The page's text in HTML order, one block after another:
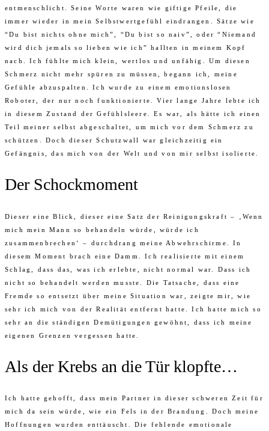
entmenschlicht. Seine Worte waren wie giftige Pfeile, die
immer wieder in mein Selbstwertgefühl eindrangen. Sätze wie
“Du bist nichts ohne mich”, “Du bist so naiv”, oder “Niemand
wird dich jemals so lieben wie ich” hallten in meinem Kopf
nach. Ich fühlte mich klein, wertlos und unfähig. Um diesen
Schmerz nicht mehr spüren zu müssen, begann ich, meine
Gefühle abzuspalten. Ich wurde zu einem emotionslosen
Roboter, der nur noch funktionierte. Vier lange Jahre lebte ich
in diesem Zustand der Gefühlsleere. Es war, als hätte ich einen
Teil meiner selbst abgeschaltet, um mich vor dem Schmerz zu
schützen. Doch dieser Schutzwall war gleichzeitig ein
Gefängnis, das mich von der Welt und von mir selbst isolierte.
Der Schockmoment
Dieser eine Blick, dieser eine Satz der Reinigungskraft – ‚Wenn
mich mein Mann so behandeln würde, würde ich
zusammenbrechen‘ – durchdrang meine Abwehrschirme. In
diesem Moment brach eine Damm. Ich realisierte mit einem
Schlag, dass das, was ich erlebte, nicht normal war. Dass ich
nicht so behandelt werden musste. Die Tatsache, dass eine
Fremde so entsetzt über meine Situation war, zeigte mir, wie
sehr ich mich von der Realität entfernt hatte. Ich hatte mich so
sehr an die ständigen Demütigungen gewöhnt, dass ich meine
eigenen Grenzen vergessen hatte.
Als der Krebs an die Tür klopfte…
Ich hatte gehofft, dass mein Partner in dieser schweren Zeit für
mich da sein würde, wie ein Fels in der Brandung. Doch meine
Hoffnungen wurden enttäuscht. Die fehlende emotionale